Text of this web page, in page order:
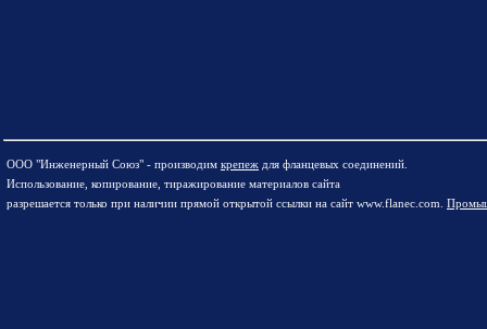
ООО "Инженерный Союз" - производим крепеж для фланцевых соединений.
Использование, копирование, тиражирование материалов сайта
разрешается только при наличии прямой открытой ссылки на сайт www.flanec.com.